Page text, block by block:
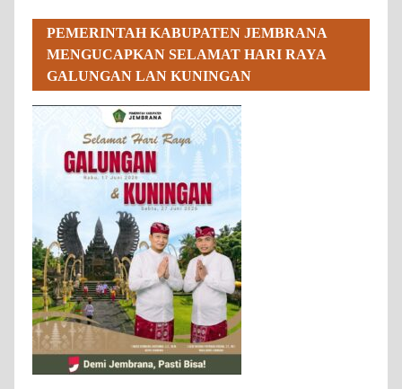
PEMERINTAH KABUPATEN JEMBRANA
MENGUCAPKAN SELAMAT HARI RAYA
GALUNGAN LAN KUNINGAN